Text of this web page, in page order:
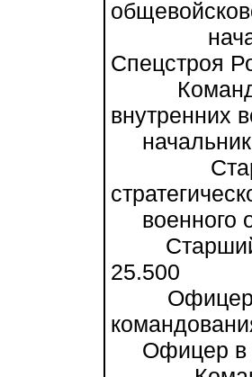
Спецстроя
Командир:
внутренних
начальник
Старший
военного
Старший
25.500
Офицер в
Офицер в